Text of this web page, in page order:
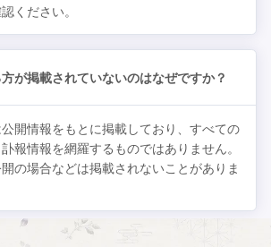
ください。
が掲載されていないのはなぜですか？
開情報をもとに掲載しており、すべての
報情報を網羅するものではありません。
の場合などは掲載されないことがありま